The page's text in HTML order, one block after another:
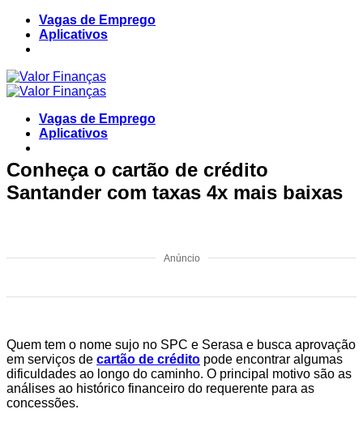
Skip
content
Vagas de Emprego
Aplicativos
Vagas de Emprego
Aplicativos
Conheça o cartão de crédito
Santander com taxas 4x mais baixas
Anúncio
Quem tem o nome sujo no SPC e Serasa e busca aprovação
em serviços de cartão de crédito pode encontrar algumas
dificuldades ao longo do caminho. O principal motivo são as
análises ao histórico financeiro do requerente para as
concessões.